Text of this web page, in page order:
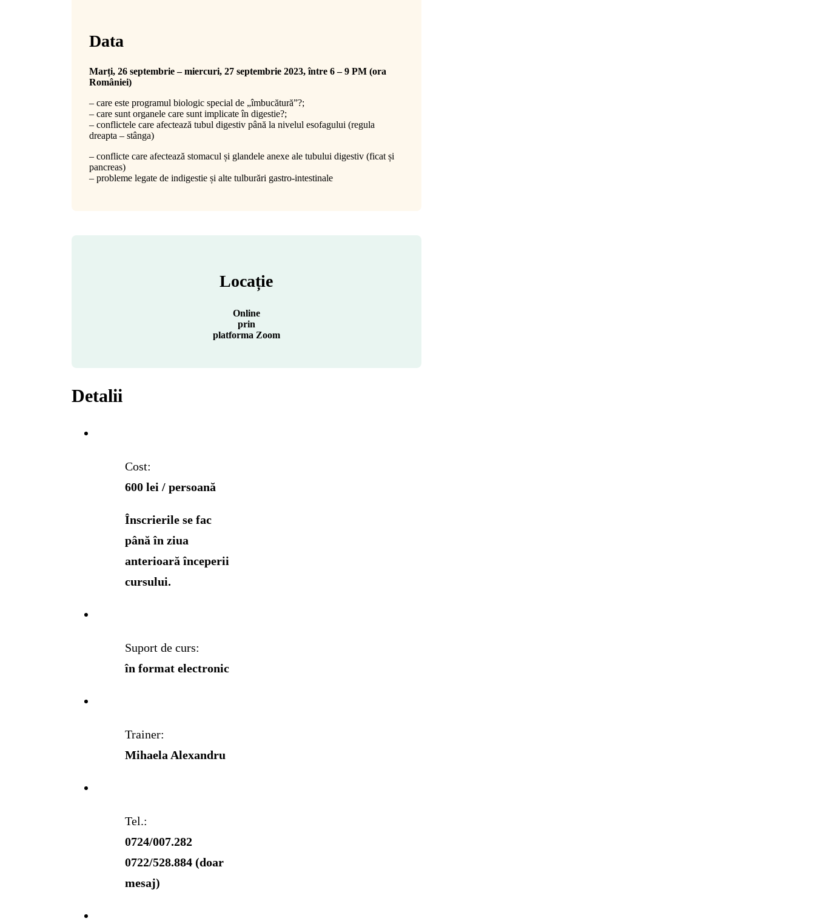
Data
Marți, 26 septembrie – miercuri, 27 septembrie 2023, între 6 – 9 PM (ora
României)
– care este programul biologic special de „îmbucătură”?;
– care sunt organele care sunt implicate în digestie?;
– conflictele care afectează tubul digestiv până la nivelul esofagului (regula
dreapta – stânga)
– conflicte care afectează stomacul și glandele anexe ale tubului digestiv (ficat și
pancreas)
– probleme legate de indigestie și alte tulburări gastro-intestinale
Locație
Online
prin
platforma Zoom
Detalii
Cost:
600 lei / persoană
Înscrierile se fac
până în ziua
anterioară începerii
cursului.
Suport de curs:
în format electronic
Trainer:
Mihaela Alexandru
Tel.:
0724/007.282
0722/528.884 (doar
mesaj)